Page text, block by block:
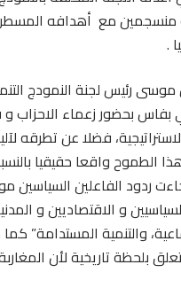
منسجمين مع أهدافه
.
رئيس لجنة النمودج
بفاس بحضور زعماء الاحزاب
فضلا عن تطرقه
الطموح واقعا حقيقيا
ردود الفاعلين
و الاقتصاديين و
والتنمية
بلحظة تاريخية لأن